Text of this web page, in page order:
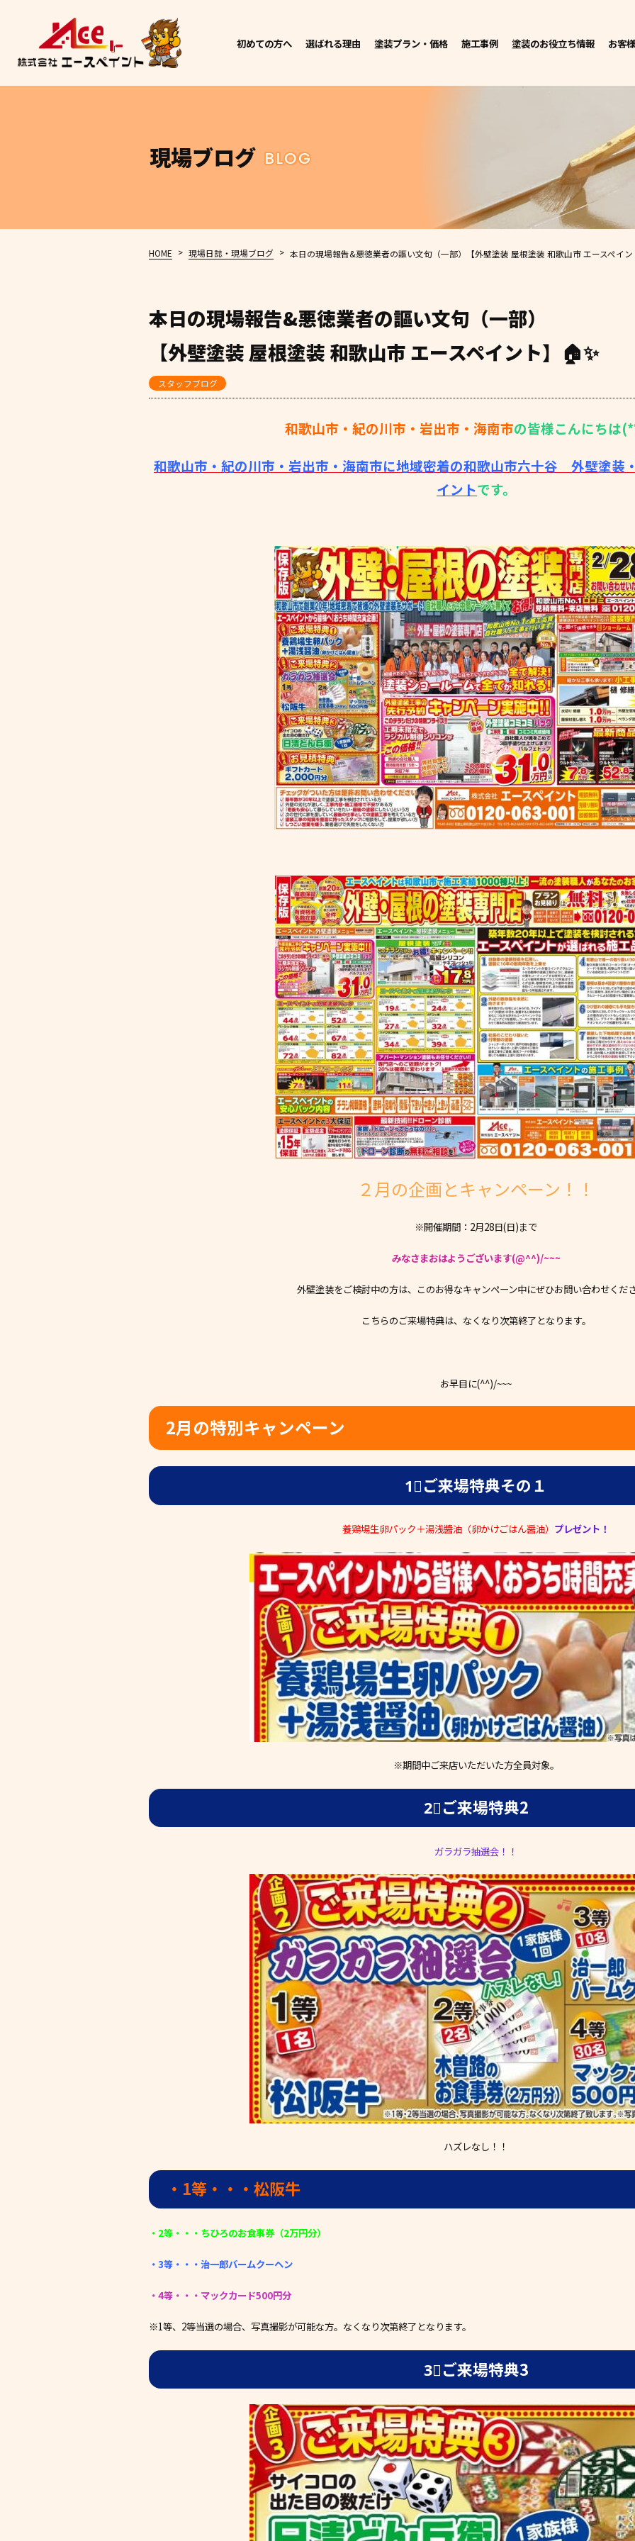
初めての方へ 選ばれる理由 塗装プラン・価格 施工事例 塗装のお役立ち情報 お客
現場ブログ BLOG
HOME > 現場日誌・現場ブログ > 本日の現場報告&悪徳業者の謳い文句（一部） 【外壁塗装 屋根塗装 和歌山市 エースペイ
本日の現場報告&悪徳業者の謳い文句（一部）
【外壁塗装 屋根塗装 和歌山市 エースペイント】🏠✨
スタッフブログ
和歌山市・紀の川市・岩出市・海南市の皆様こんにちは
和歌山市・紀の川市・岩出市・海南市に地域密着の和歌山市六十谷 外壁塗
イントです。
２月の企画とキャンペーン！！
※開催期間：2月28日(日)まで
みなさまおはようございます(@^^)/~~~
外壁塗装をご検討中の方は、このお得なキャンペーン中にぜひお問い合わせくだ
こちらのご来場特典は、なくなり次第終了となります。
お早目に(^^)/~~~
2月の特別キャンペーン
1⃣ご来場特典その１
養鶏場生卵パック＋湯浅醬油（卵かけごはん醤油） プレゼント！
※期間中ご来店いただいた方全員対象。
2⃣ご来場特典2
ガラガラ抽選会！！
ハズレなし！！
・1等・・・松阪牛
・2等・・・ちひろのお食事券（2万円分）
・3等・・・治一郎バームクーヘン
・4等・・・マックカード500円分
※1等、2等当選の場合、写真撮影が可能な方。なくなり次第終了となります。
3⃣ご来場特典3